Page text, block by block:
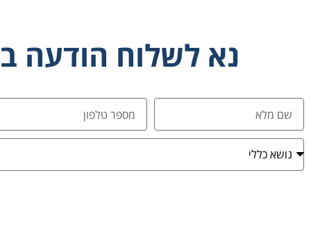
נא לשלוח הודעה